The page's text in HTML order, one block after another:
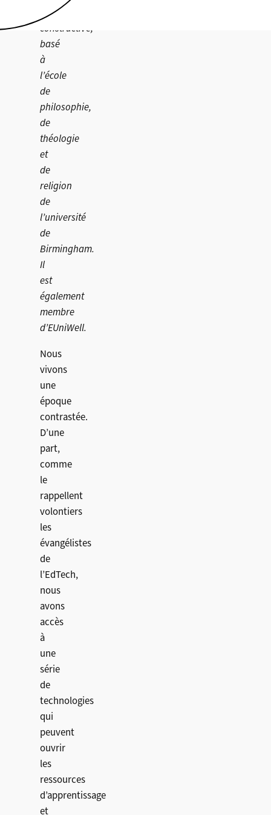
théologie
constructive,
basé
à
l’école
de
philosophie,
de
théologie
et
de
religion
de
l’université
de
Birmingham.
Il
est
également
membre
d’EUniWell.
Nous
vivons
une
époque
contrastée.
D’une
part,
comme
le
rappellent
volontiers
les
évangélistes
de
l’EdTech,
nous
avons
accès
à
une
série
de
technologies
qui
peuvent
ouvrir
les
ressources
d’apprentissage
et